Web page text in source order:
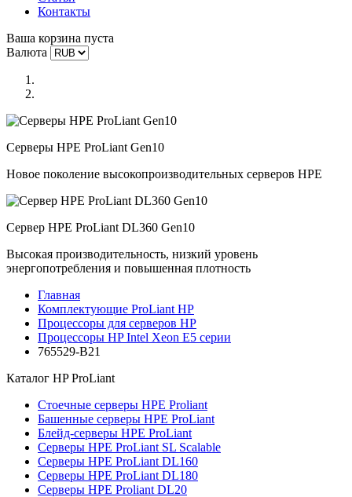
Контакты
Ваша корзина пуста
Валюта
Серверы HPE ProLiant Gen10
Новое поколение высокопроизводительных серверов HPE
Сервер HPE ProLiant DL360 Gen10
Высокая производительность, низкий уровень
энергопотребления и повышенная плотность
Главная
Комплектующие ProLiant HP
Процессоры для серверов HP
Процессоры HP Intel Xeon E5 серии
765529-B21
Каталог HP ProLiant
Стоечные серверы HPE Proliant
Башенные серверы HPE ProLiant
Блейд-серверы HPE ProLiant
Серверы HPE ProLiant SL Scalable
Серверы HPE ProLiant DL160
Серверы HPE ProLiant DL180
Серверы HPE Proliant DL20